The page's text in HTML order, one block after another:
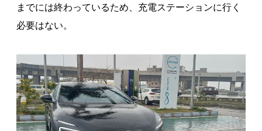
までには終わっているため、充電ステーションに行く
必要はない。